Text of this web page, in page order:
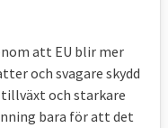
att EU blir mer
och svagare skydd
och starkare
bara för att det